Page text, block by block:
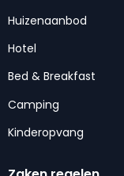
Huizenaanbod
Hotel
Bed & Breakfast
Camping
Kinderopvang